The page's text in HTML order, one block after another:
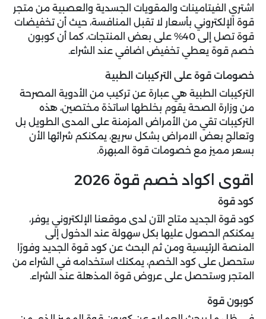
اشتري الفيتامينات والمقويات الجسدية والعصبية من متجر
قوة الإلكتروني بأسعار لا تقبل المنافسة، حيث أن تخفيضات
قوة تصل إلى 40% على بعض المنتجات، كما أن كوبون
خصم قوة يعطي تخفيض اضافي عند الشراء.
خصومات قوة على التركيبات الطبية
التركيبات الطبية هي عبارة عن تركيب من الأدوية المصرحة
من وزارة الصحة يقوم بخلطها اساتذة مختصين، هذه
التركيبات تقي من الأمراض المزمنة على المدى الطويل بل
وتعالج بعض الامراض بشكل سريع، يمكنكم شرائها الأن
بسعر مميز مع خصومات قوة المبهرة.
اقوى اكواد خصم قوة 2026
كود قوة
كود قوة الجديد متاح الآن لدى موقعنا الإلكتروني يوفر،
يمكنكم الحصول عليها بكل سهولة عند الدخول إلى
المنصة الرئيسية ومن ثم البحث عن كود قوة الجديد وفورًا
ستحصل على كود الخصم، يمكنك استخدامه في الشراء من
المتجر وستحصل على عروض قوة المذهلة عند الشراء.
كوبون قوة